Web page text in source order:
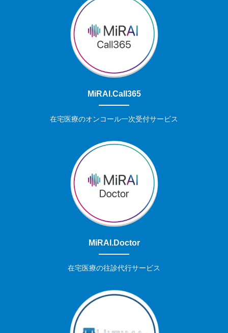
MiRAI.Call365
在宅医療のオンコール一次受付サービス
MiRAI.Doctor
在宅医療の往診代行サービス